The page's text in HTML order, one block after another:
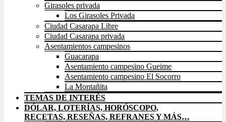
Girasoles privada
Los Girasoles Privada
Ciudad Casarapa Libre
Ciudad Casarapa privada
Asentamientos campesinos
Guacarapa
Asentamiento campesino Gueime
Asentamiento campesino El Socorro
La Montañita
TEMAS DE INTERÉS
DÓLAR, LOTERÍAS, HORÓSCOPO,
RECETAS, RESEÑAS, REFRANES Y MÁS…